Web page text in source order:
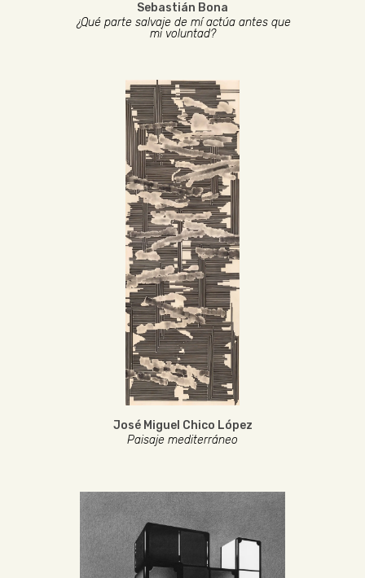
Sebastián Bona
¿Qué parte salvaje de mí actúa antes que
mi voluntad?
José Miguel Chico López
Paisaje mediterráneo